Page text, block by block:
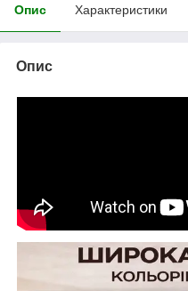
Опис Характеристики
Опис